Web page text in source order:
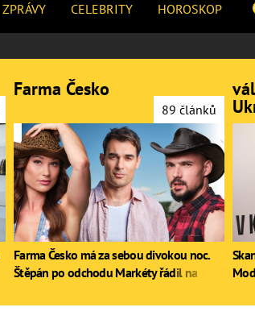
ZPRÁVY CELEBRITY HOROSKOP
Farma Česko
89 článků
Farma Česko má za sebou divokou noc.
Štěpán po odchodu Markéty řádil na